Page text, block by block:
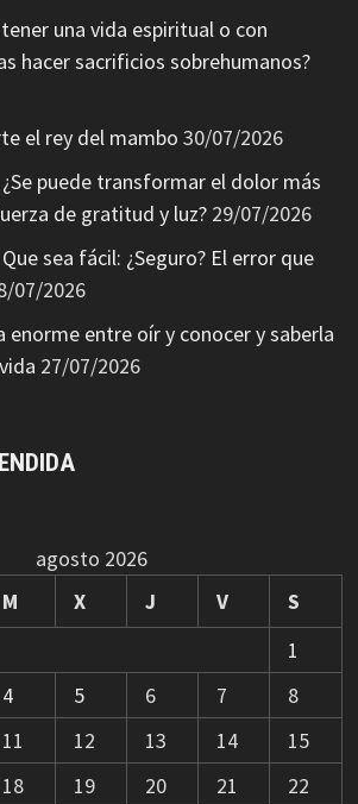
una vida espiritual o con
hacer sacrificios sobrehumanos?
el rey del mambo 30/07/2026
puede transformar el dolor más
de gratitud y luz? 29/07/2026
sea fácil: ¿Seguro? El error que
07/2026
enorme entre oír y conocer y saberla
27/07/2026
agosto 2026
M X J V
S
1
4 5 6 7
8
11 12 13 14
15
18 19 20 21
22